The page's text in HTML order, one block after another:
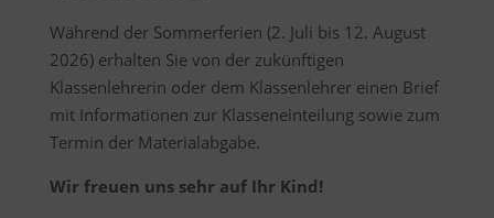
Während der Sommerferien (2. Juli bis 12. August
2026) erhalten Sie von der zukünftigen
Klassenlehrerin oder dem Klassenlehrer einen Brief
mit Informationen zur Klasseneinteilung sowie zum
Termin der Materialabgabe.
Wir freuen uns sehr auf Ihr Kind!